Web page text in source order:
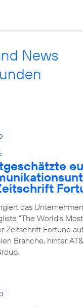
News
das
"The World's
Zeitschrift Fortune
Branche, hinter